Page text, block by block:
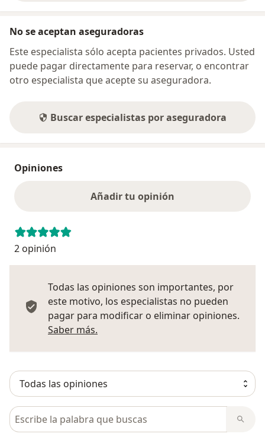
No se aceptan aseguradoras
Este especialista sólo acepta pacientes privados. Usted
puede pagar directamente para reservar, o encontrar
otro especialista que acepte su aseguradora.
Buscar especialistas por aseguradora
Opiniones
Añadir tu opinión
2 opinión
Todas las opiniones son importantes, por
este motivo, los especialistas no pueden
pagar para modificar o eliminar opiniones.
Saber más.
Busca en opiniones